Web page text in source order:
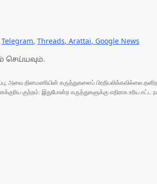
Telegram, Threads, Arattai, Google News
செய்யவும்.
அவை தினமணியின் கருத்துகளைப்
குற்றம். இதுபோன்ற கருத்துகளுக்கு எதிராக உரிய சட்ட